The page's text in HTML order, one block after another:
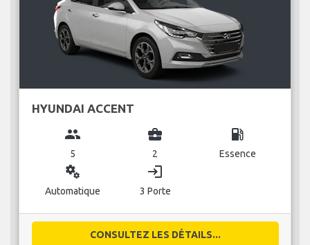
HYUNDAI ACCENT
group
5
business_center
2
local_gas_station
Essence
miscellaneous_services
Automatique
login
3 Porte
CONSULTEZ LES DÉTAILS...